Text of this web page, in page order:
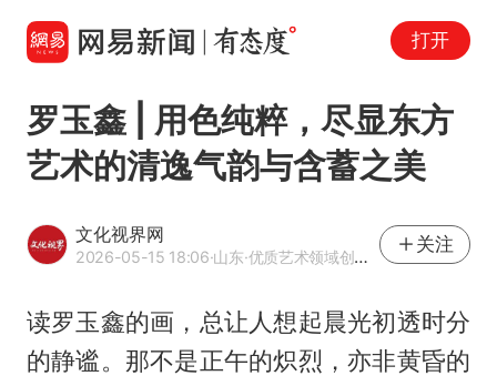
打开
罗玉鑫 | 用色纯粹，尽显东方
艺术的清逸气韵与含蓄之美
文化视界网
2026-05-15 18:06·山东·优质艺术领域创作者
关注
读罗玉鑫的画，总让人想起晨光初透时分
的静谧。那不是正午的炽烈，亦非黄昏的